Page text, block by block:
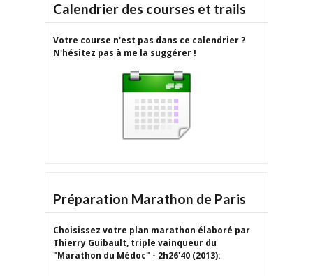
Calendrier des courses et trails
Votre course n'est pas dans ce calendrier ?
N'hésitez pas à me la suggérer !
Préparation Marathon de Paris
Choisissez votre plan marathon élaboré par
Thierry Guibault, triple vainqueur du
"Marathon du Médoc" - 2h26'40 (2013):